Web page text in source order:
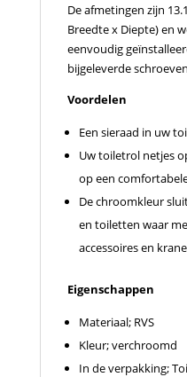
De afmetingen zijn
Breedte x Diepte) en
eenvoudig
bijgeleverde
Voordelen
Een sieraad in uw
Uw toiletrol netjes
op een
De chroomkleur
en toiletten waar
accessoires en
Eigenschappen
Materiaal; RVS
Kleur; verchroomd
In de verpakking;